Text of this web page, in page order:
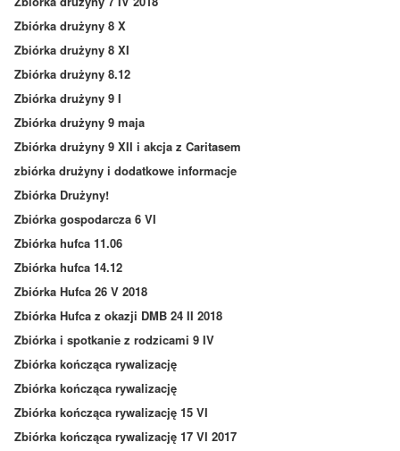
Zbiórka drużyny 8 X
Zbiórka drużyny 8 XI
Zbiórka drużyny 8.12
Zbiórka drużyny 9 I
Zbiórka drużyny 9 maja
Zbiórka drużyny 9 XII i akcja z Caritasem
zbiórka drużyny i dodatkowe informacje
Zbiórka Drużyny!
Zbiórka gospodarcza 6 VI
Zbiórka hufca 11.06
Zbiórka hufca 14.12
Zbiórka Hufca 26 V 2018
Zbiórka Hufca z okazji DMB 24 II 2018
Zbiórka i spotkanie z rodzicami 9 IV
Zbiórka kończąca rywalizację
Zbiórka kończąca rywalizację
Zbiórka kończąca rywalizację 15 VI
Zbiórka kończąca rywalizację 17 VI 2017